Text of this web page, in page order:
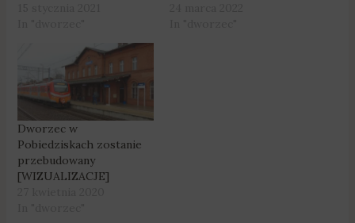
Dworzec w
Pobiedziskach zostanie
przebudowany
[WIZUALIZACJE]